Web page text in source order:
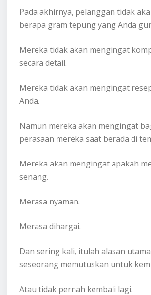
Pada akhirnya, pelanggan tidak
berapa gram tepung yang Anda
Mereka tidak akan mengingat
secara detail.
Mereka tidak akan mengingat
Anda.
Namun mereka akan mengingat
perasaan mereka saat berada di
Mereka akan mengingat apakah
senang.
Merasa nyaman.
Merasa dihargai.
Dan sering kali, itulah alasan
seseorang memutuskan untuk
Atau tidak pernah kembali lagi.